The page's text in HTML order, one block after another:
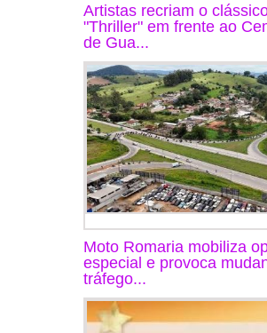
Artistas recriam o
"Thriller" em frente ao
de Gua...
Moto Romaria mobiliza
especial e provoca
tráfego...